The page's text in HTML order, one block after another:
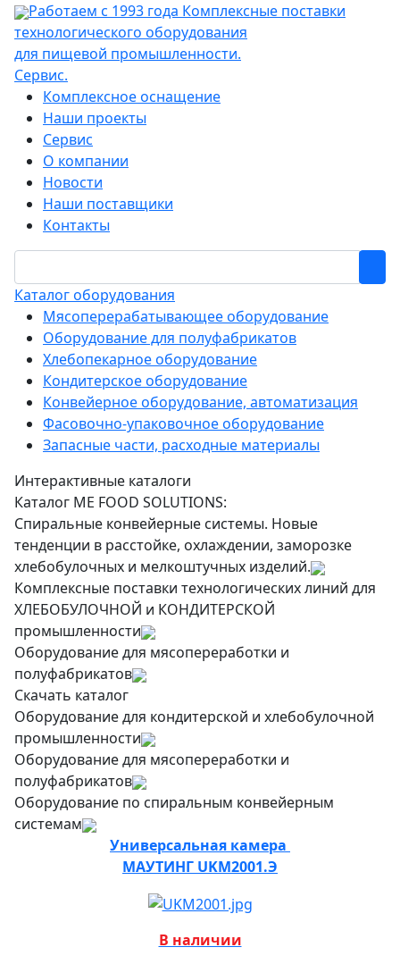
Работаем с 1993 года Комплексные поставки
технологического оборудования
для пищевой промышленности.
Сервис.
Комплексное оснащение
Наши проекты
Сервис
О компании
Новости
Наши поставщики
Контакты
Каталог оборудования
Мясоперерабатывающее оборудование
Оборудование для полуфабрикатов
Хлебопекарное оборудование
Кондитерское оборудование
Конвейерное оборудование, автоматизация
Фасовочно-упаковочное оборудование
Запасные части, расходные материалы
Интерактивные каталоги
Каталог ME FOOD SOLUTIONS:
Спиральные конвейерные системы. Новые
тенденции в расстойке, охлаждении, заморозке
хлебобулочных и мелкоштучных изделий.
Комплексные поставки технологических линий для
ХЛЕБОБУЛОЧНОЙ и КОНДИТЕРСКОЙ
промышленности
Оборудование для мясопереработки и
полуфабрикатов
Скачать каталог
Оборудование для кондитерской и хлебобулочной
промышленности
Оборудование для мясопереработки и
полуфабрикатов
Оборудование по спиральным конвейерным
системам
Универсальная камера
МАУТИНГ UKM2001.Э
В наличии